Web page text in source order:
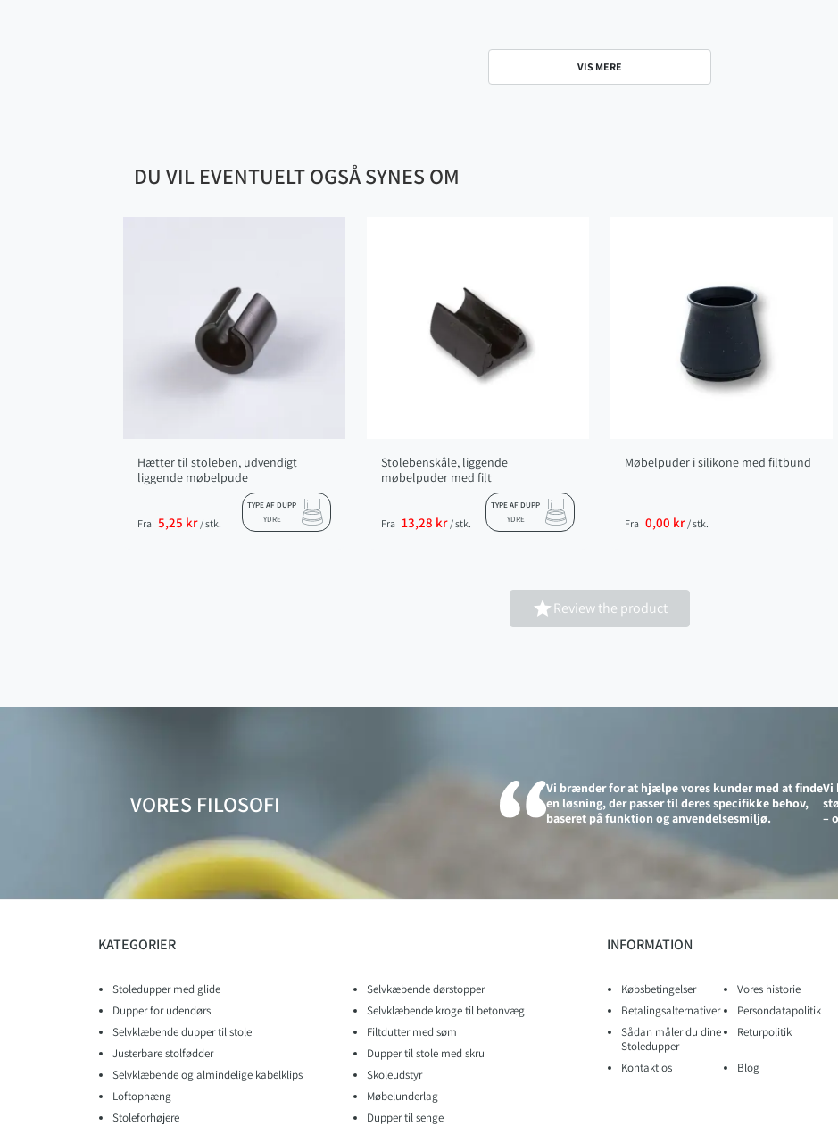
VIS MERE
DU VIL EVENTUELT OGSÅ SYNES OM
Hætter til stoleben, udvendigt
liggende møbelpude
Fra 5,25 kr / stk.
TYPE AF DUPP
YDRE
Stolebenskåle, liggende
møbelpuder med filt
Fra 13,28 kr / stk.
TYPE AF DUPP
YDRE
Møbelpuder i silikone med filtbund
Fra 0,00 kr / stk.
Review the product
VORES FILOSOFI
Vi brænder for at hjælpe vores kunder med at finde
en løsning, der passer til deres specifikke behov,
baseret på funktion og anvendelsesmiljø.
Vi
–
KATEGORIER
Stoledupper med glide
Dupper for udendørs
Selvklæbende dupper til stole
Justerbare stolfødder
Selvklæbende og almindelige kabelklips
Loftophæng
Stoleforhøjere
Selvkæbende dørstopper
Selvklæbende kroge til betonvæg
Filtdutter med søm
Dupper til stole med skru
Skoleudstyr
Møbelunderlag
Dupper til senge
INFORMATION
Købsbetingelser
Vores historie
Betalingsalternativer
Persondatapolitik
Sådan måler du dine
Stoledupper
Returpolitik
Kontakt os Blog